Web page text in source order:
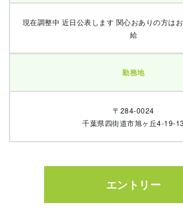
現在調整中 近日公表します 関心おありの方は
給
勤務地
〒284-0024
千葉県四街道市旭ヶ丘4-19-13
エントリー